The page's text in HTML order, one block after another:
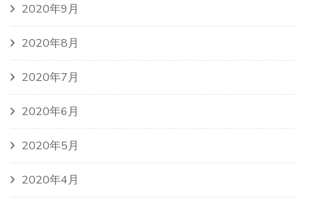
2020年9月
2020年8月
2020年7月
2020年6月
2020年5月
2020年4月